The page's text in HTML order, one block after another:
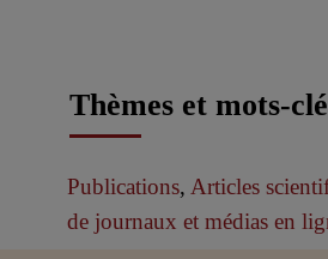
Thèmes et mots-
Publications, Articles
de journaux et médias en